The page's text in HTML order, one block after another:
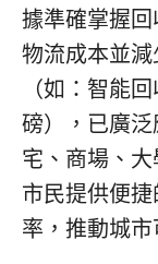
據準確掌握
物流成本並
（如：智能
磅），已廣
宅、商場、
市民提供便
率，推動城市